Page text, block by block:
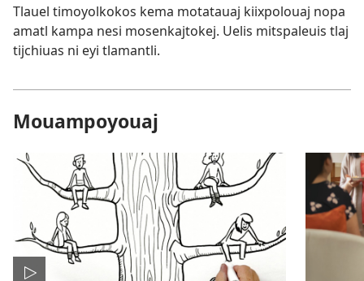
Tlauel timoyolkokos kema motatauaj kiixpolouaj nopa
amatl kampa nesi mosenkajtokej. Uelis mitspaleuis tlaj
tijchiuas ni eyi tlamantli.
Mouampoyouaj